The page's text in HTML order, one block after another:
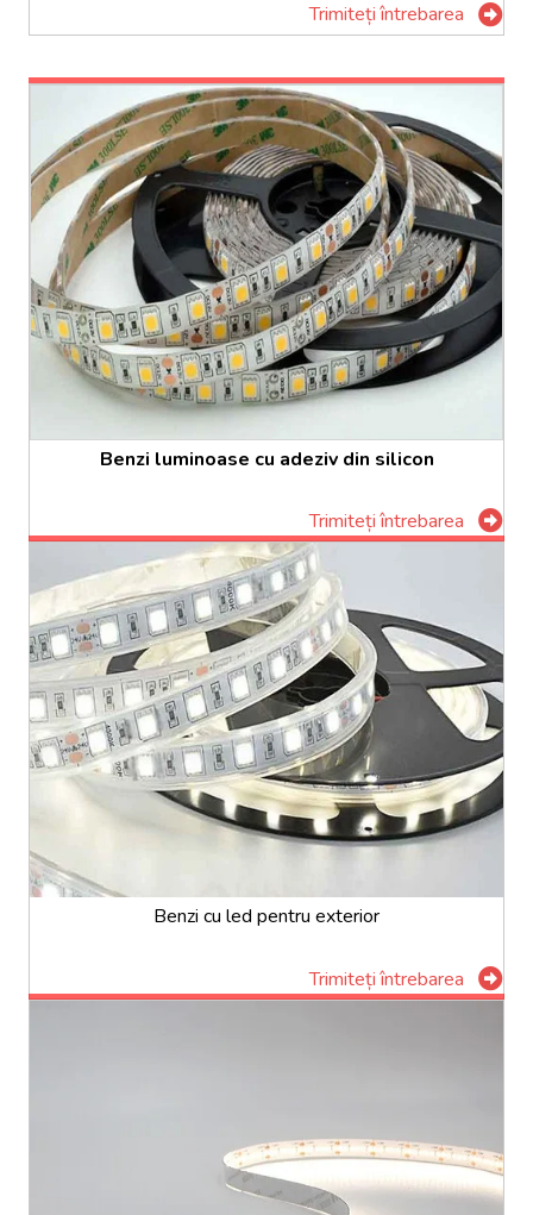
Trimiteți întrebarea
Benzi luminoase cu adeziv din silicon
Trimiteți întrebarea
Benzi cu led pentru exterior
Trimiteți întrebarea